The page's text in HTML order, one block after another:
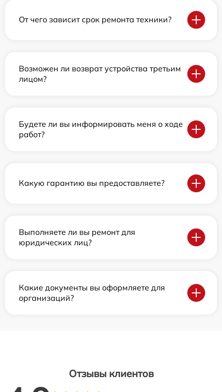
От чего зависит срок ремонта техники?
Возможен ли возврат устройства третьим
лицом?
Будете ли вы информировать меня о ходе
работ?
Какую гарантию вы предоставляете?
Выполняете ли вы ремонт для
юридических лиц?
Какие документы вы оформляете для
организаций?
Отзывы клиентов